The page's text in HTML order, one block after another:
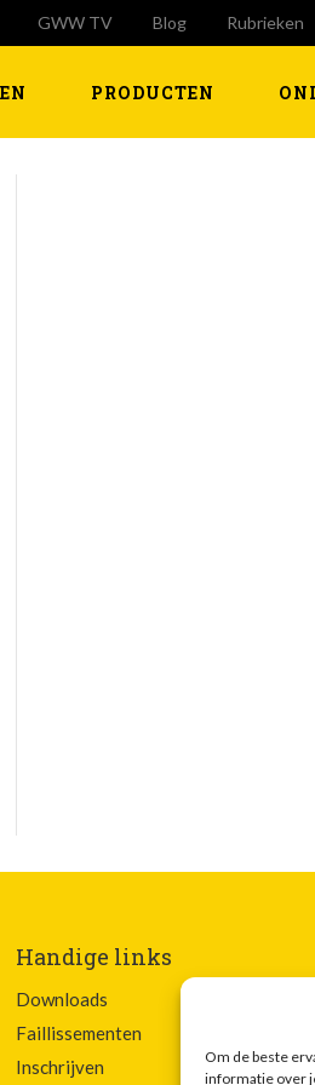
Om de beste
informatie over
GWW TV Blog Rubrieken
PRODUCTEN
Handige links
Downloads
Faillissementen
Inschrijven